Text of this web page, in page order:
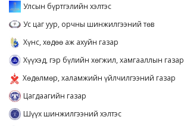
Улсын бүртгэлийн хэлтэс
Ус цаг уур, орчны шинжилгээний төв
Хүнс, хөдөө аж ахуйн газар
Хүүхэд, гэр бүлийн хөгжил, хамгааллын газар
Хөдөлмөр, халамжийн үйлчилгээний газар
Цагдаагийн газар
Шүүх шинжилгээний хэлтэс